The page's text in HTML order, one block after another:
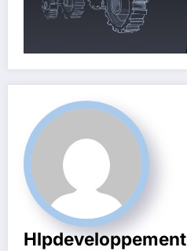
Hlpdeveloppement